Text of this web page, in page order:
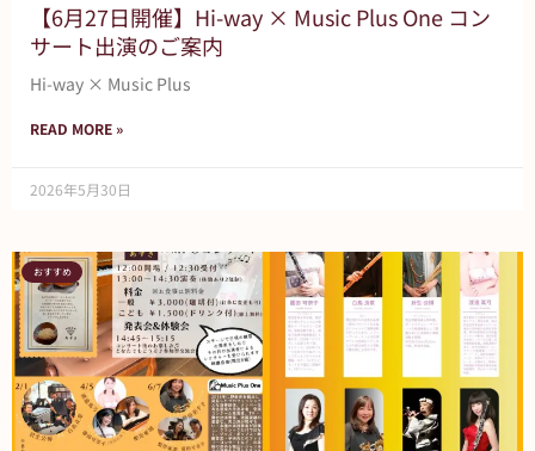
【6月27日開催】Hi-way × Music Plus One コン
サート出演のご案内
Hi-way × Music Plus
READ MORE »
2026年5月30日
おすすめ